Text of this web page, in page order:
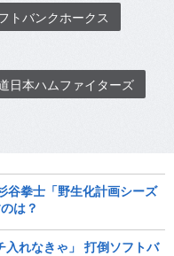
トバンクホークス
日本ハムファイターズ
谷拳士「野生化計画シーズ
は？
入れなきゃ」 打倒ソフトバ